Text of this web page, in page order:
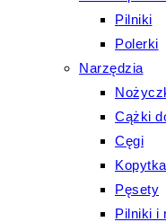
Pilniki
Polerki
Narzędzia
Cążki
Cęgi
Pęsety
Pilniki i